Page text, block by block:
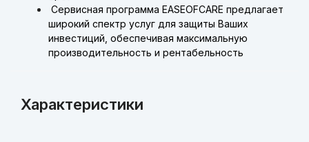
Сервисная программа EASEOFCARE предлагает
широкий спектр услуг для защиты Ваших
инвестиций, обеспечивая максимальную
производительность и рентабельность
Характеристики